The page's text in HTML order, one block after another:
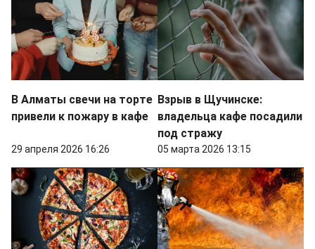
В Алматы свечи на торте
привели к пожару в кафе
29 апреля 2026 16:26
Взрыв в Щучинске:
владельца кафе посадили
под стражу
05 марта 2026 13:15